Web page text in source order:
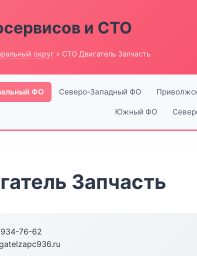
и СТО
округ » СТО Двигатель Запчасть
ФО Северо-Западный ФО
Южный ФО
Запчасть
76-62